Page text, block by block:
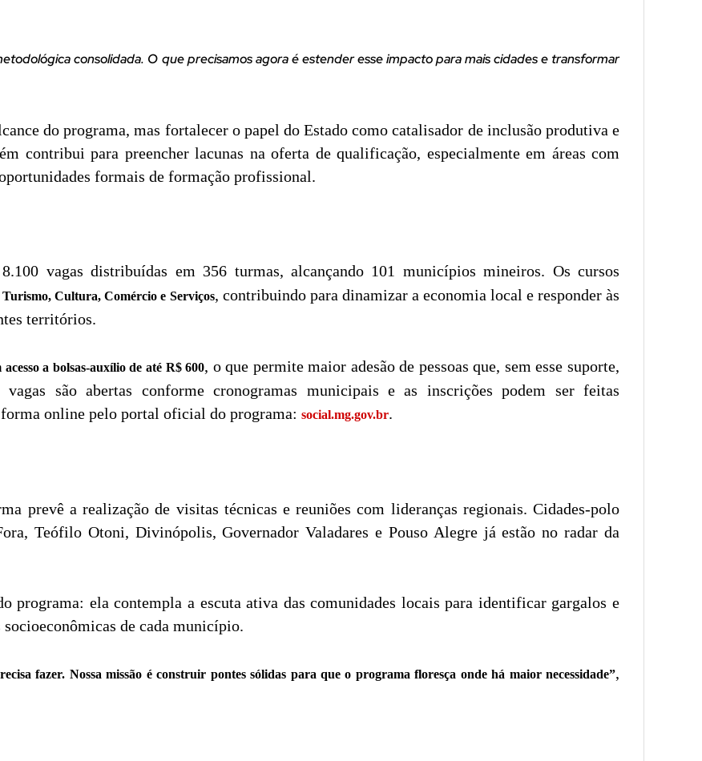
consolidada. O que precisamos agora é estender esse impacto para mais cidades e transformar
do programa, mas fortalecer o papel do Estado como catalisador de inclusão produtiva e
contribui para preencher lacunas na oferta de qualificação, especialmente em áreas com
formais de formação profissional.
vagas distribuídas em 356 turmas, alcançando 101 municípios mineiros. Os cursos
Turismo, Cultura, Comércio e Serviços, contribuindo para dinamizar a economia local e responder às
territórios.
a bolsas-auxílio de até R$ 600, o que permite maior adesão de pessoas que, sem esse suporte,
são abertas conforme cronogramas municipais e as inscrições podem ser feitas
online pelo portal oficial do programa: social.mg.gov.br.
prevê a realização de visitas técnicas e reuniões com lideranças regionais. Cidades-polo
Teófilo Otoni, Divinópolis, Governador Valadares e Pouso Alegre já estão no radar da
programa: ela contempla a escuta ativa das comunidades locais para identificar gargalos e
de cada município.
fazer. Nossa missão é construir pontes sólidas para que o programa floresça onde há maior necessidade”,